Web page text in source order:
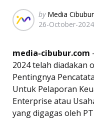
Posted
by
by Media Cibubur
26-October-2024
media-cibubur.com
2024 telah diadakan
Pentingnya
Untuk Pelaporan
Enterprise atau
yang digagas oleh